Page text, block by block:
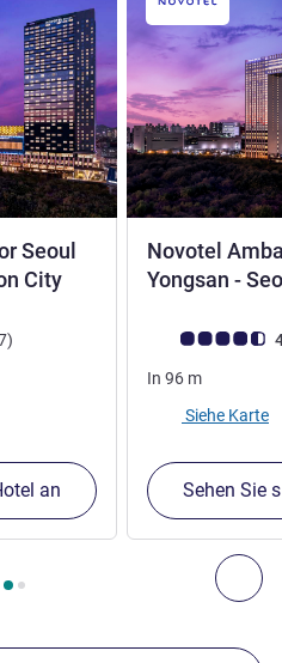
Etablissements in der Nähe
Etablissements in der Nähe
Seoul
City4 Sterne
ALL)
Bewertungen
)
an
Novotel
Yongsan -
Note
In 96 m
Siehe Karte
Sehen Sie